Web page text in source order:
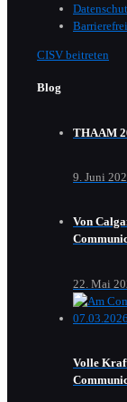
CISV beitreten
Blog
THAAM
9. Juni
Von
22. Mai
Volle